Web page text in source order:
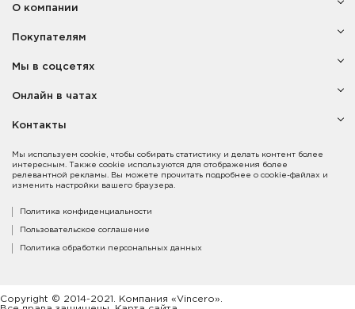
Мы используем cookie, чтобы собирать статистику и делать контент более
интересным. Также cookie используются для отображения более
релевантной рекламы. Вы можете прочитать подробнее о cookie-файлах и
изменить настройки вашего браузера.
Политика конфиденциальности
Пользовательское соглашение
Политика обработки персональных данных
Покупателям
О компании
Мы в соцсетях
Онлайн в чатах
Контакты
Copyright © 2014-2021. Компания «Vincero».